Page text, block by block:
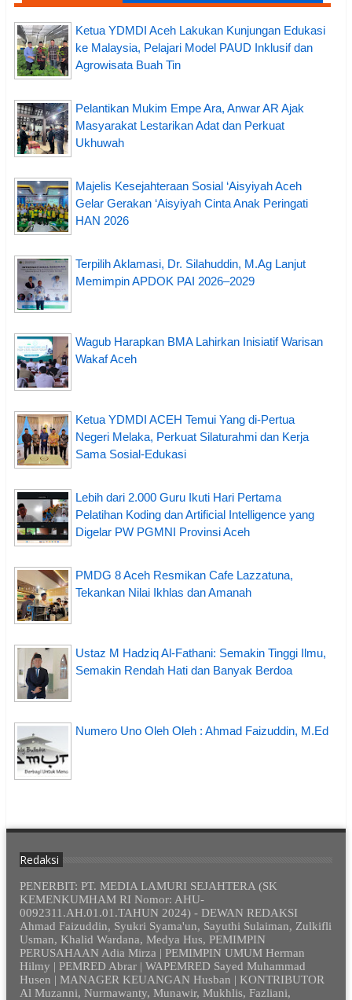
Ketua YDMDI Aceh Lakukan Kunjungan Edukasi
ke Malaysia, Pelajari Model PAUD Inklusif dan
Agrowisata Buah Tin
Pelantikan Mukim Empe Ara, Anwar AR Ajak
Masyarakat Lestarikan Adat dan Perkuat
Ukhuwah
Majelis Kesejahteraan Sosial ‘Aisyiyah Aceh
Gelar Gerakan ‘Aisyiyah Cinta Anak Peringati
HAN 2026
Terpilih Aklamasi, Dr. Silahuddin, M.Ag Lanjut
Memimpin APDOK PAI 2026–2029
Wagub Harapkan BMA Lahirkan Inisiatif Warisan
Wakaf Aceh
Ketua YDMDI ACEH Temui Yang di-Pertua
Negeri Melaka, Perkuat Silaturahmi dan Kerja
Sama Sosial-Edukasi
Lebih dari 2.000 Guru Ikuti Hari Pertama
Pelatihan Koding dan Artificial Intelligence yang
Digelar PW PGMNI Provinsi Aceh
PMDG 8 Aceh Resmikan Cafe Lazzatuna,
Tekankan Nilai Ikhlas dan Amanah
Ustaz M Hadziq Al-Fathani: Semakin Tinggi Ilmu,
Semakin Rendah Hati dan Banyak Berdoa
Numero Uno Oleh Oleh : Ahmad Faizuddin, M.Ed
Redaksi
PENERBIT: PT. MEDIA LAMURI SEJAHTERA (SK
KEMENKUMHAM RI Nomor: AHU-
0092311.AH.01.01.TAHUN 2024) - DEWAN REDAKSI
Ahmad Faizuddin, Syukri Syama'un, Sayuthi Sulaiman, Zulkifli
Usman, Khalid Wardana, Medya Hus, PEMIMPIN
PERUSAHAAN Adia Mirza | PEMIMPIN UMUM Herman
Hilmy | PEMRED Abrar | WAPEMRED Sayed Muhammad
Husen | MANAGER KEUANGAN Husban | KONTRIBUTOR
Al Muzanni, Nurmawanty, Munawir, Mukhlis, Fazliani,